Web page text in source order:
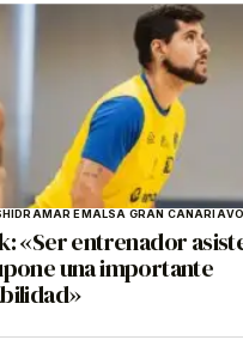
HIDRAMAR EMALSA GRAN CANARIA
«Ser entrenador
una importante